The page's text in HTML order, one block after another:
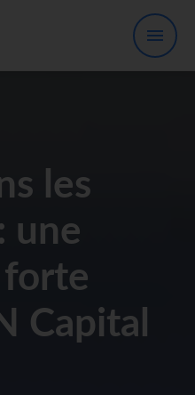
les
une
Capital